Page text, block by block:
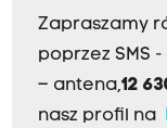
Zapraszamy
poprzez SMS -
– antena,12
nasz profil na